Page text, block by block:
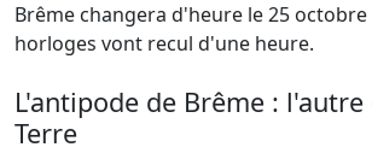
Brême changera d'heure le 25 octobre
horloges vont recul d'une heure.
L'antipode de Brême : l'autre
Terre